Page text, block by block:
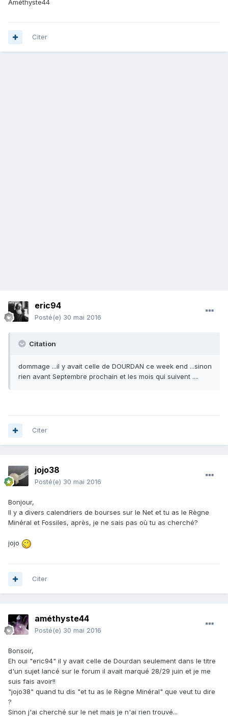
Améthyste44
Citer
eric94
Posté(e) 30 mai 2016
Citation
dommage ...il y avait celle de DOURDAN ce week end ...sinon
rien avant Septembre prochain et les mois qui suivent ....
Citer
jojo38
Posté(e) 30 mai 2016
Bonjour,
Il y a divers calendriers de bourses sur le Net et tu as le Règne
Minéral et Fossiles, après, je ne sais pas où tu as cherché?
jojo
Citer
améthyste44
Posté(e) 30 mai 2016
Bonsoir,
Eh oui "eric94" il y avait celle de Dourdan seulement dans le titre
d'un sujet lancé sur le forum il avait marqué 28/29 juin et je me
suis fais avoir!!
"jojo38" quand tu dis "et tu as le Règne Minéral" que veut tu dire
?
Sinon j'ai cherché sur le net mais je n'ai rien trouvé...